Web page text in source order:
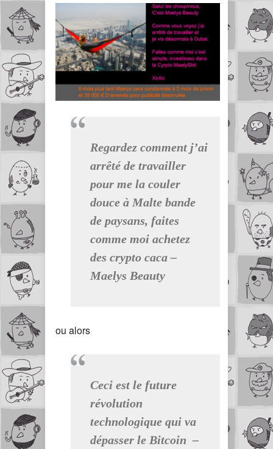
Regardez comment j’ai
arrêté de travailler
pour me la couler
douce à Malte bande
de paysans, faites
comme moi achetez
des crypto caca –
Maelys Beauty
ou alors
Ceci est le future
révolution
technologique qui va
dépasser le Bitcoin –